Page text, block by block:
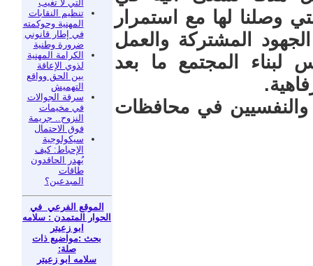
التي لا تغيب
تنظيم النقابات
المهنية وحوكمته
في إطار قانوني
ضرورة وطنية
الكرامة المهنية
لذوي الإعاقة
بين الحق وواقع
التهميش
سرقة الجوالات
في مخيمات
النزوح.. جريمة
فوق الاحتمال
سيكولوجية
الإحباط: كيف
يُهدر الحاقدون
طاقات
المبدعين؟
الموقع الفرعي في
الحوار المتمدن : سلامه
ابو زعيتر
بحث :مواضيع ذات
صلة:
سلامه ابو زعيتر
وصلنا لها مع استمرار
المشتركة والعمل
لبناء المجتمع ما بعد
والنفسيين في محافظات